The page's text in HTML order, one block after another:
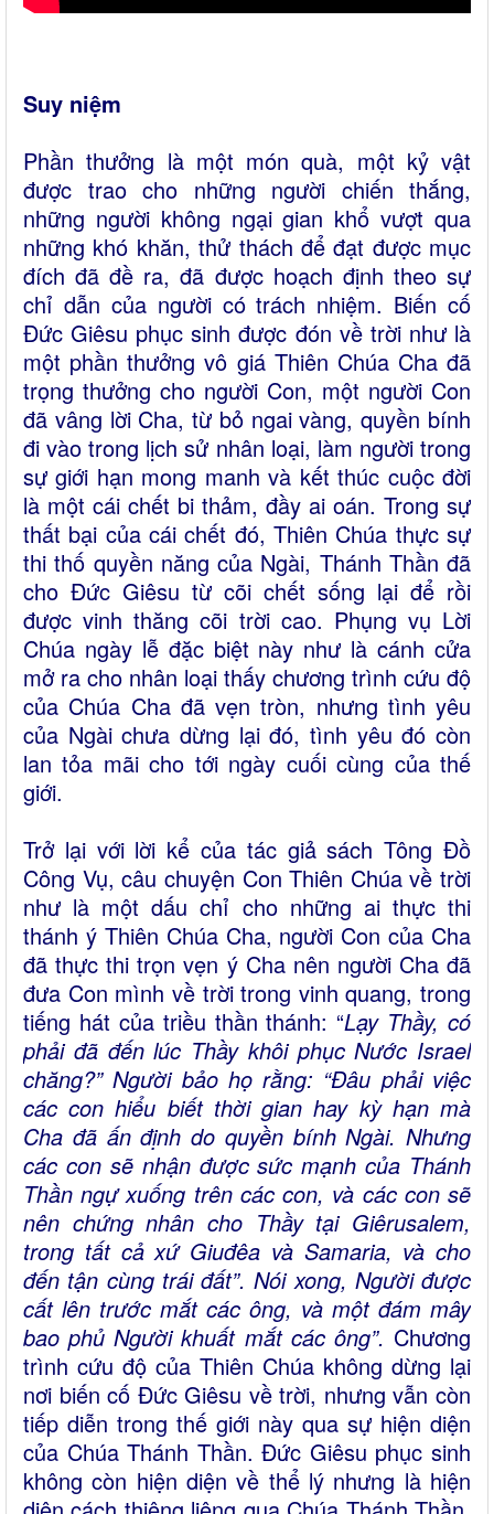
Suy niệm
Phần thưởng là một món quà, một kỷ vật
được trao cho những người chiến thắng,
những người không ngại gian khổ vượt qua
những khó khăn, thử thách để đạt được mục
đích đã đề ra, đã được hoạch định theo sự
chỉ dẫn của người có trách nhiệm. Biến cố
Đức Giêsu phục sinh được đón về trời như là
một phần thưởng vô giá Thiên Chúa Cha đã
trọng thưởng cho người Con, một người Con
đã vâng lời Cha, từ bỏ ngai vàng, quyền bính
đi vào trong lịch sử nhân loại, làm người trong
sự giới hạn mong manh và kết thúc cuộc đời
là một cái chết bi thảm, đầy ai oán. Trong sự
thất bại của cái chết đó, Thiên Chúa thực sự
thi thố quyền năng của Ngài, Thánh Thần đã
cho Đức Giêsu từ cõi chết sống lại để rồi
được vinh thăng cõi trời cao. Phụng vụ Lời
Chúa ngày lễ đặc biệt này như là cánh cửa
mở ra cho nhân loại thấy chương trình cứu độ
của Chúa Cha đã vẹn tròn, nhưng tình yêu
của Ngài chưa dừng lại đó, tình yêu đó còn
lan tỏa mãi cho tới ngày cuối cùng của thế
giới.
Trở lại với lời kể của tác giả sách Tông Đồ
Công Vụ, câu chuyện Con Thiên Chúa về trời
như là một dấu chỉ cho những ai thực thi
thánh ý Thiên Chúa Cha, người Con của Cha
đã thực thi trọn vẹn ý Cha nên người Cha đã
đưa Con mình về trời trong vinh quang, trong
tiếng hát của triều thần thánh: “Lạy Thầy, có
phải đã đến lúc Thầy khôi phục Nước Israel
chăng?” Người bảo họ rằng: “Ðâu phải việc
các con hiểu biết thời gian hay kỳ hạn mà
Cha đã ấn định do quyền bính Ngài. Nhưng
các con sẽ nhận được sức mạnh của Thánh
Thần ngự xuống trên các con, và các con sẽ
nên chứng nhân cho Thầy tại Giêrusalem,
trong tất cả xứ Giuđêa và Samaria, và cho
đến tận cùng trái đất”. Nói xong, Người được
cất lên trước mắt các ông, và một đám mây
bao phủ Người khuất mắt các ông”. Chương
trình cứu độ của Thiên Chúa không dừng lại
nơi biến cố Đức Giêsu về trời, nhưng vẫn còn
tiếp diễn trong thế giới này qua sự hiện diện
của Chúa Thánh Thần. Đức Giêsu phục sinh
không còn hiện diện về thể lý nhưng là hiện